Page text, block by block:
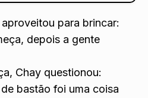
para brincar:
depois a gente
Chay questionou:
bastão foi uma coisa